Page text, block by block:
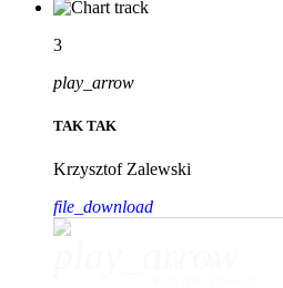
3
play_arrow
TAK TAK
Krzysztof Zalewski
file_download